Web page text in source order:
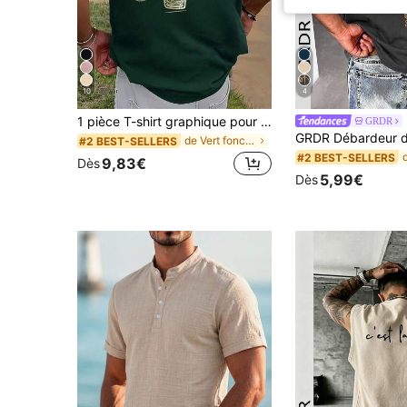
10
1 pièce T-shirt graphique pour hommes, vêtements d'été décontractés pour vacances à la plage, imprimé, coupe ample, manches courtes
#2 BEST-SELLERS de Vert foncé T-shirts pour hommes
Dès9,83€
4
GRDR
#2 BEST-SELLERS
Dès5,99€